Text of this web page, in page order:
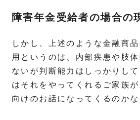
障害年金受給者の場合の
しかし、上述のような金融商
用というのは、内部疾患や肢
ないが判断能力はしっかりし
はそれをやってくれるご家族
向けのお話になってくるのかな